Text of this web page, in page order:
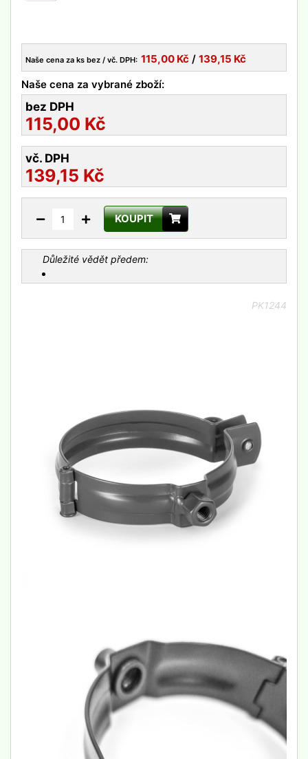
Naše cena za ks bez / vč. DPH: 115,00 Kč / 139,15 Kč
Naše cena za vybrané zboží:
bez DPH
115,00 Kč
vč. DPH
139,15 Kč
KOUPIT
Důležité vědět předem:
PK1244